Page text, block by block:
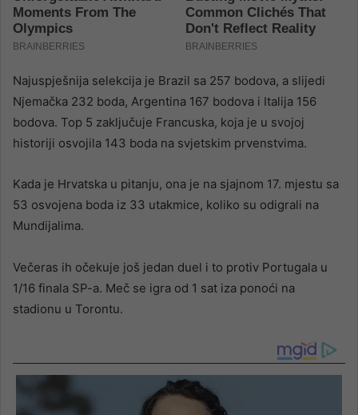
Najuspješnija selekcija je Brazil sa 257 bodova, a slijedi
Njemačka 232 boda, Argentina 167 bodova i Italija 156
bodova. Top 5 zaključuje Francuska, koja je u svojoj
historiji osvojila 143 boda na svjetskim prvenstvima.
Kada je Hrvatska u pitanju, ona je na sjajnom 17. mjestu sa
53 osvojena boda iz 33 utakmice, koliko su odigrali na
Mundijalima.
Večeras ih očekuje još jedan duel i to protiv Portugala u
1/16 finala SP-a. Meč se igra od 1 sat iza ponoći na
stadionu u Torontu.